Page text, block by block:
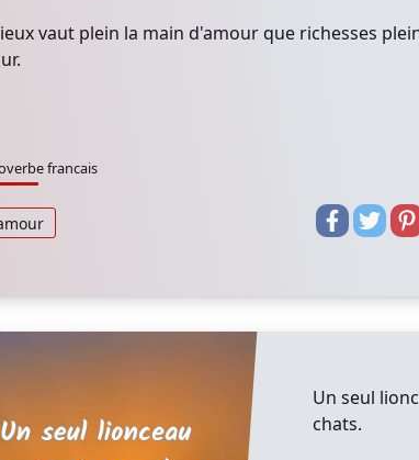
vaut plein la main d'amour que richesses
francais
Un seul
chats.